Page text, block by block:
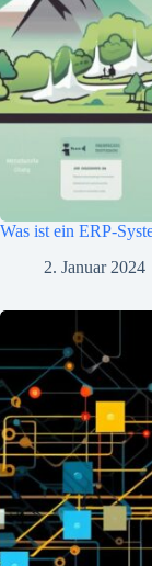
Was ist ein ERP-
2. Januar 2024